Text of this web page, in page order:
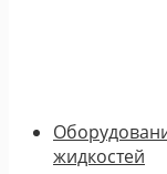
жидкостей